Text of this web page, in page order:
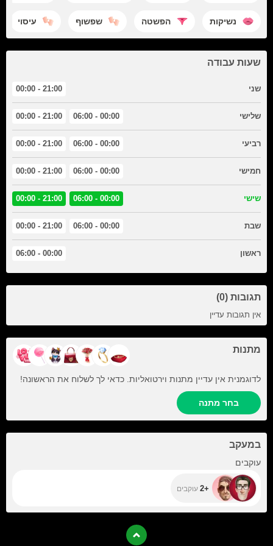
נשיקות הפשטה שפשוף עיסוי
שעות עבודה
שני 21:00 - 00:00
שלישי 00:00 - 06:00
21:00 - 00:00
רביעי 00:00 - 06:00
21:00 - 00:00
חמישי 00:00 - 06:00
21:00 - 00:00
שישי 00:00 - 06:00
21:00 - 00:00
שבת 00:00 - 06:00
21:00 - 00:00
ראשון 00:00 - 06:00
תגובות (0)
אין תגובות עדיין
מתנות
לדוגמנית אין עדיין מתנות וירטואליות. כדאי לך לשלוח את הראשונה!
בחר מתנה
במעקב
עוקבים
+2 עוקבים